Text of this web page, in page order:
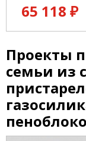
65 118 ₽
Проекты
семьи из